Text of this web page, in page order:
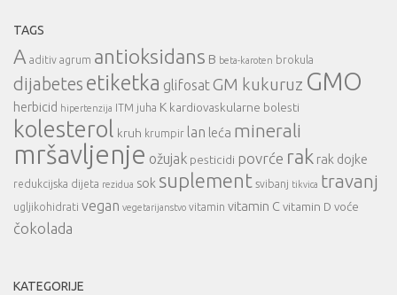
TAGS
A aditiv agrum antioksidans B beta-karoten brokula
dijabetes etiketka glifosatGM kukuruz GMO
herbicid hipertenzija ITM juha K kardiovaskularne bolesti
kolesterol kruh krumpir lan leća minerali
mršavljenje ožujak pesticidi povrće rak rak dojke
redukcijska dijeta rezidua sok suplement svibanj tikvica travanj
ugljikohidrati vegan vegetarijanstvo vitamin vitamin C vitamin D voće
čokolada
KATEGORIJE